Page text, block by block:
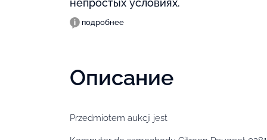
непростых условиях.
подробнее
Описание
Przedmiotem aukcji jest